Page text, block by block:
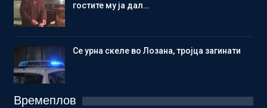
гостите му ја дал…
Се урна скеле во Лозана, тројца загинати
Времеплов